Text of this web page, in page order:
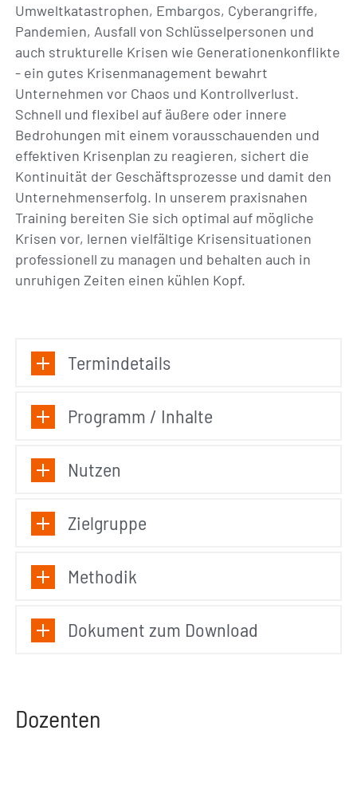
Umweltkatastrophen, Embargos, Cyberangriffe,
Pandemien, Ausfall von Schlüsselpersonen und
auch strukturelle Krisen wie Generationenkonflikte
- ein gutes Krisenmanagement bewahrt
Unternehmen vor Chaos und Kontrollverlust.
Schnell und flexibel auf äußere oder innere
Bedrohungen mit einem vorausschauenden und
effektiven Krisenplan zu reagieren, sichert die
Kontinuität der Geschäftsprozesse und damit den
Unternehmenserfolg. In unserem praxisnahen
Training bereiten Sie sich optimal auf mögliche
Krisen vor, lernen vielfältige Krisensituationen
professionell zu managen und behalten auch in
unruhigen Zeiten einen kühlen Kopf.
Termindetails
Programm / Inhalte
Nutzen
Zielgruppe
Methodik
Dokument zum Download
Dozenten